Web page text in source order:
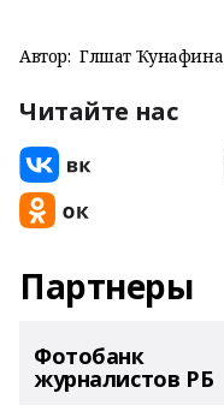
Автор: Гөлшат Ҡунафина
Читайте нас
Партнеры
Фотобанк
журналистов РБ